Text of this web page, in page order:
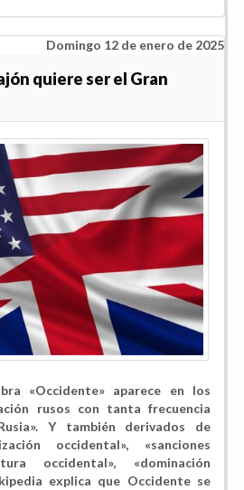
Domingo 12 de enero de 2025
quiere ser el Gran
«Occidente» aparece en los
rusos con tanta frecuencia
Y también derivados de
occidental», «sanciones
occidental», «dominación
explica que Occidente se